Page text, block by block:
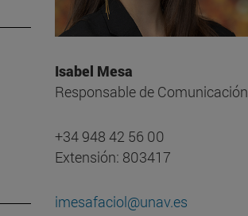
Isabel Mesa
Responsable de Comunicación
+34 948 42 56 00
Extensión: 803417
imesafaciol@unav.es